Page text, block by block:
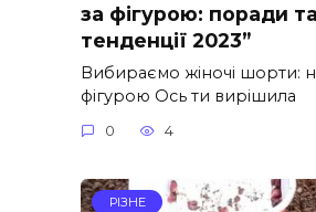
за фігурою: поради та
тенденції 2023”
Вибираємо жіночі шорти:
фігурою Ось ти вирішила
0 4
РІЗНЕ